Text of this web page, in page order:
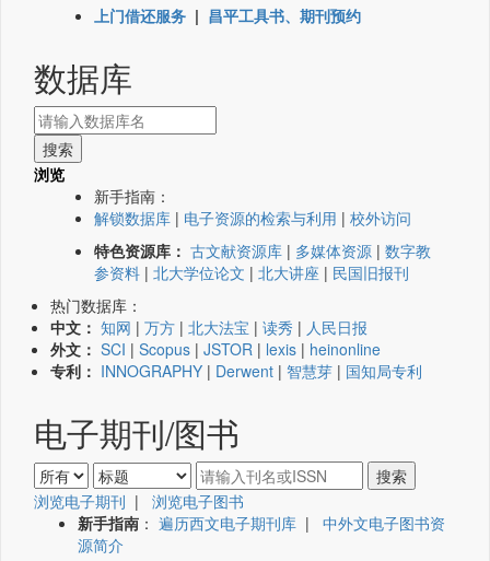
上门借还服务 | 昌平工具书、期刊预约
数据库
浏览
新手指南：
解锁数据库 | 电子资源的检索与利用 | 校外访问
特色资源库： 古文献资源库 | 多媒体资源 | 数字教
参资料 | 北大学位论文 | 北大讲座 | 民国旧报刊
热门数据库：
中文： 知网 | 万方 | 北大法宝 | 读秀 | 人民日报
外文： SCI | Scopus | JSTOR | lexis | heinonline
专利： INNOGRAPHY | Derwent | 智慧芽 | 国知局专利
电子期刊/图书
浏览电子期刊 | 浏览电子图书
新手指南 ： 遍历西文电子期刊库 | 中外文电子图书资
源简介